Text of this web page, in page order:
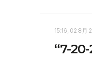
15:16, 02 8月
“7-